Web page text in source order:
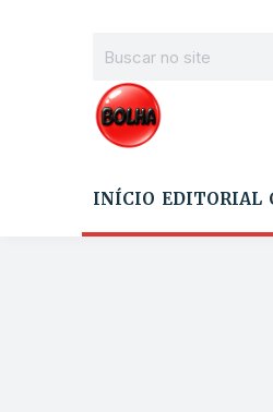
INÍCIO EDITORIAL